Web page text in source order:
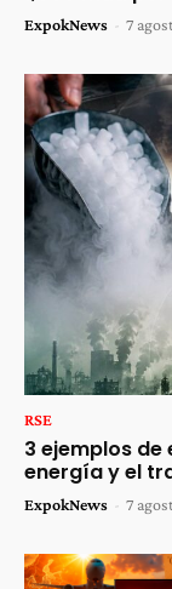
ExpokNews - 7
RSE
3 ejemplos de
energía y el
ExpokNews - 7